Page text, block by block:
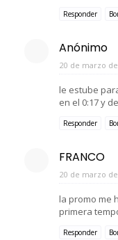
Responder
Anónimo
20 de marzo de
le estube
en el 0:17 y
Responder
FRANCO
20 de marzo de
la promo me
primera
Responder